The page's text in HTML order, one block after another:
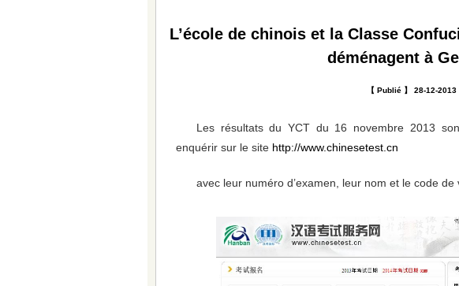
L’école de chinois et la Classe
déménagent à
【 Publié 】 28-12-2013
Les résultats du YCT du 16 novembre 2013
enquérir sur le site http://www.chinesetest.cn
avec leur numéro d’examen, leur nom et le code de